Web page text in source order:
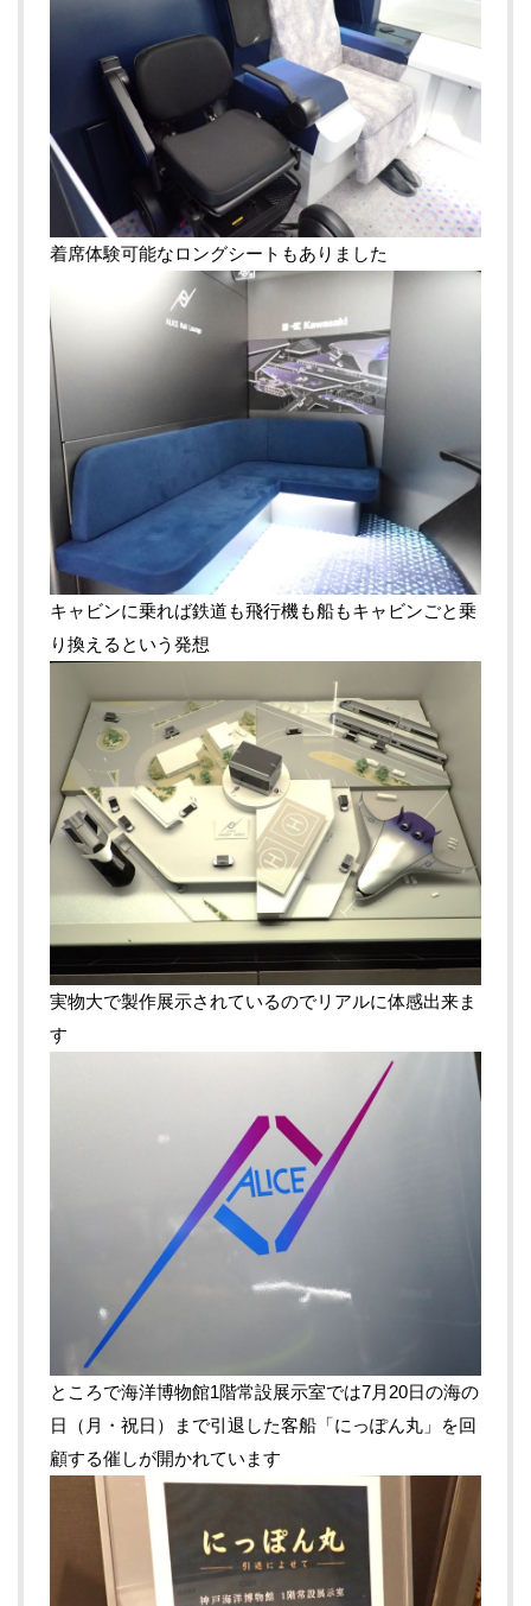
着席体験可能なロングシートもありました
キャビンに乗れば鉄道も飛行機も船もキャビンごと乗
り換えるという発想
実物大で製作展示されているのでリアルに体感出来ま
す
ところで海洋博物館1階常設展示室では7月20日の海の
日（月・祝日）まで引退した客船「にっぽん丸」を回
顧する催しが開かれています